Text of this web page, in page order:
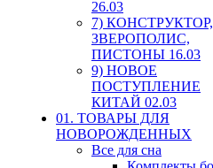
26.03
7) КОНСТРУКТОР,
ЗВЕРОПОЛИС,
ПИСТОНЫ 16.03
9) НОВОЕ
ПОСТУПЛЕНИЕ
КИТАЙ 02.03
01. ТОВАРЫ ДЛЯ
НОВОРОЖДЕННЫХ
Все для сна